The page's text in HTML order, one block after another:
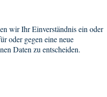
wir Ihr Einverständnis ein oder
oder gegen eine neue
Daten zu entscheiden.